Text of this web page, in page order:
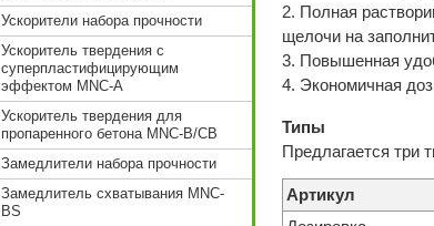
2. Полная
щелочи на
3. Повышенная
4. Экономичная
Типы
Предлагается три
Артикул
Ускорители набора прочности
Ускоритель твердения с
суперпластифицирующим
эффектом MNC-A
Ускоритель твердения для
пропаренного бетона MNC-B/CB
Замедлители набора прочности
Замедлитель схватывания MNC-
BS